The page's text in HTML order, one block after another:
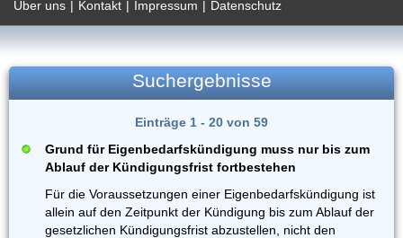
Über uns | Kontakt | Impressum | Datenschutz
Suchergebnisse
Einträge 1 - 20 von 59
Grund für Eigenbedarfskündigung muss nur bis zum
Ablauf der Kündigungsfrist fortbestehen
Für die Voraussetzungen einer Eigenbedarfskündigung ist
allein auf den Zeitpunkt der Kündigung bis zum Ablauf der
gesetzlichen Kündigungsfrist abzustellen, nicht den